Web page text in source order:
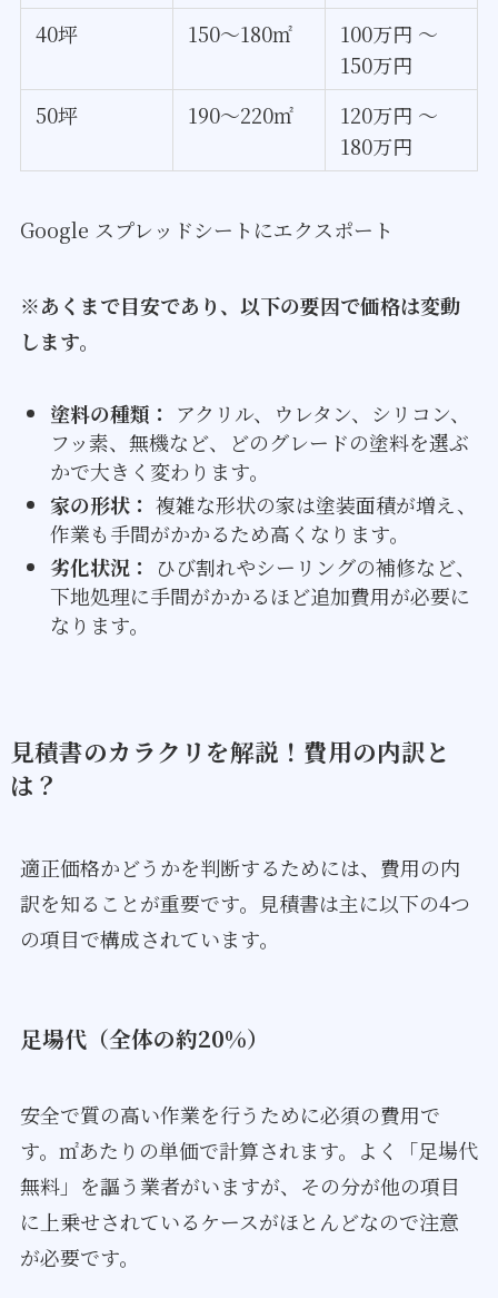
40坪
150～180㎡
100万円 ～
150万円
50坪
190～220㎡
120万円 ～
180万円
Google スプレッドシートにエクスポート
※あくまで目安であり、以下の要因で価格は変動
します。
塗料の種類： アクリル、ウレタン、シリコン、
フッ素、無機など、どのグレードの塗料を選ぶ
かで大きく変わります。
家の形状： 複雑な形状の家は塗装面積が増え、
作業も手間がかかるため高くなります。
劣化状況：
ひび割れやシーリングの補修など、
下地処理に手間がかかるほど追加費用が必要に
なります。
見積書のカラクリを解説！費用の内訳と
は？
適正価格かどうかを判断するためには、費用の内
訳を知ることが重要です。見積書は主に以下の4つ
の項目で構成されています。
足場代（全体の約20%）
安全で質の高い作業を行うために必須の費用で
す。㎡あたりの単価で計算されます。よく「足場代
無料」を謳う業者がいますが、その分が他の項目
に上乗せされているケースがほとんどなので注意
が必要です。